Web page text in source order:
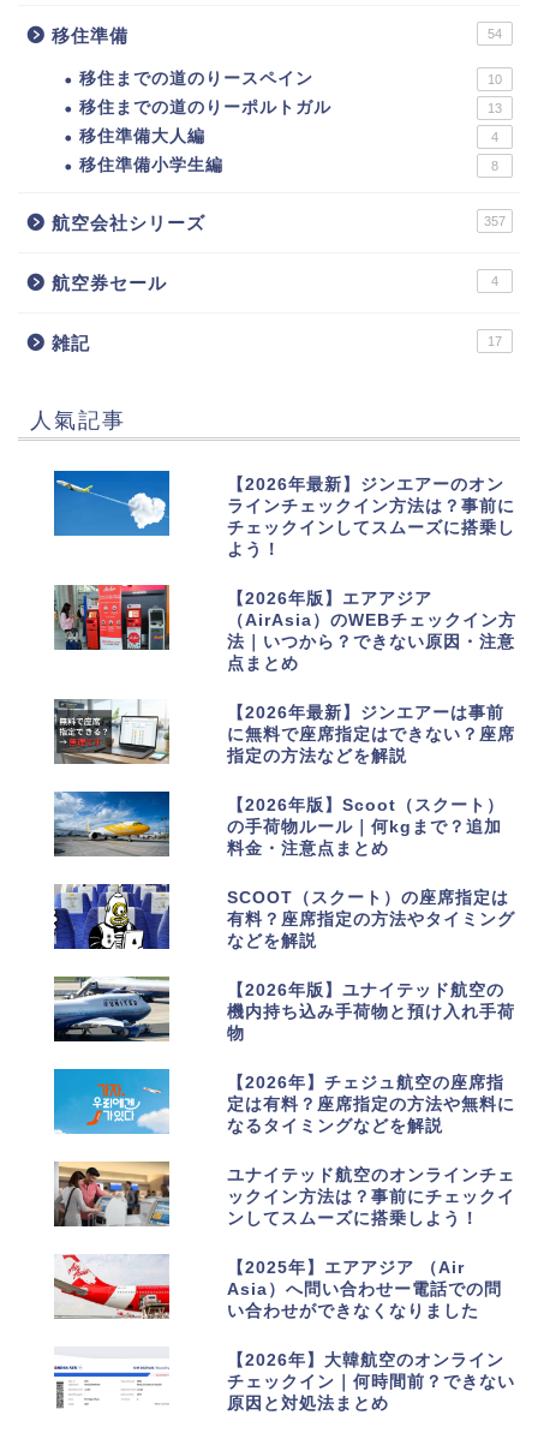
移住準備 54
移住までの道のりースペイン 10
移住までの道のりーポルトガル 13
移住準備大人編 4
移住準備小学生編 8
航空会社シリーズ 357
航空券セール 4
雑記 17
人氣記事
【2026年最新】ジンエアーのオン
ラインチェックイン方法は？事前に
チェックインしてスムーズに搭乗し
よう！
【2026年版】エアアジア
（AirAsia）のWEBチェックイン方
法｜いつから？できない原因・注意
点まとめ
【2026年最新】ジンエアーは事前
に無料で座席指定はできない？座席
指定の方法などを解説
【2026年版】Scoot（スクート）
の手荷物ルール｜何kgまで？追加
料金・注意点まとめ
SCOOT（スクート）の座席指定は
有料？座席指定の方法やタイミング
などを解説
【2026年版】ユナイテッド航空の
機内持ち込み手荷物と預け入れ手荷
物
【2026年】チェジュ航空の座席指
定は有料？座席指定の方法や無料に
なるタイミングなどを解説
ユナイテッド航空のオンラインチェ
ックイン方法は？事前にチェックイ
ンしてスムーズに搭乗しよう！
【2025年】エアアジア （Air
Asia）へ問い合わせー電話での問
い合わせができなくなりました
【2026年】大韓航空のオンライン
チェックイン｜何時間前？できない
原因と対処法まとめ